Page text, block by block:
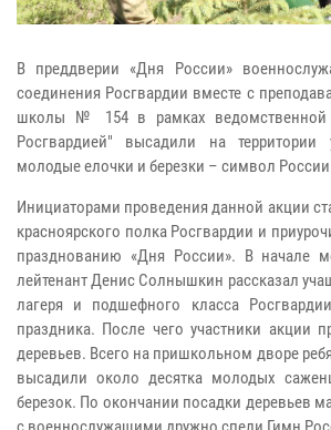
В преддверии «Дня России»
соединения Росгвардии вместе с
школы № 154 в рамках ведомственной
Росгвардией" высадили на территории
молодые елочки и березки – символ
Инициаторами проведения данной акции
красноярского полка Росгвардии и
празднованию «Дня России». В начале
лейтенант Денис Солнышкин рассказал
лагеря и подшефного класса
праздника. После чего участники акции
деревьев. Всего на пришкольном дворе
высадили около десятка молодых
березок. По окончании посадки деревьев